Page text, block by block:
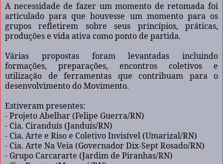
A necessidade de fazer um momento de retomada foi
articulado para que houvesse um momento para os
grupos refletirem sobre seus princípios, práticas,
produções e vida ativa como ponto de partida.
Várias propostas foram levantadas incluindo
formações, preparações, encontros coletivos e
utilização de ferramentas que contribuam para o
desenvolvimento do Movimento.
Estiveram presentes:
- Projeto Abelhar (Felipe Guerra/RN)
- Cia. Ciranduís (Janduís/RN)
- Cia. Arte e Riso e Coletivo Invisível (Umarizal/RN)
- Cia. Arte Na Veia (Governador Dix-Sept Rosado/RN)
- Grupo Carcararte (Jardim de Piranhas/RN)